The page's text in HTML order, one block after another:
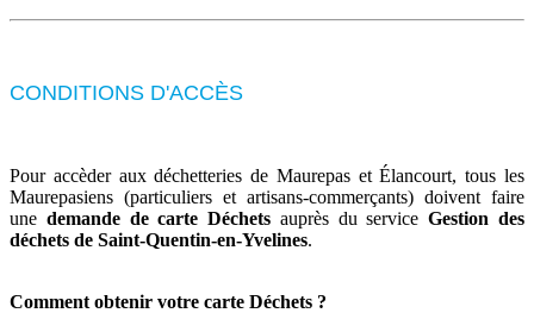
CONDITIONS D'ACCÈS
Pour accèder aux déchetteries de Maurepas et Élancourt, tous les
Maurepasiens (particuliers et artisans-commerçants) doivent faire
une demande de carte Déchets auprès du serviceGestion des
déchets de Saint-Quentin-en-Yvelines.
Comment obtenir votre carte Déchets ?